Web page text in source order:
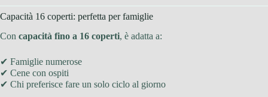
Capacità 16 coperti: perfetta per famiglie
Con capacità fino a 16 coperti, è adatta a:
✔ Famiglie numerose
✔ Cene con ospiti
✔ Chi preferisce fare un solo ciclo al giorno